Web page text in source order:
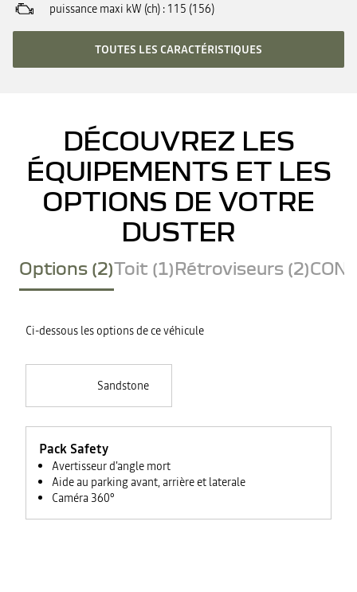
puissance maxi kW (ch) 115 (156)
TOUTES LES CARACTÉRISTIQUES
DÉCOUVREZ LES
ÉQUIPEMENTS ET LES
OPTIONS DE VOTRE
DUSTER
Options (2)Toit (1)Rétroviseurs (2)
Ci-dessous les options de ce véhicule
Sandstone
Pack Safety
Avertisseur d'angle mort
Aide au parking avant, arrière et laterale
Caméra 360°